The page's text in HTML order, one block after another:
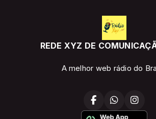
REDE XYZ DE
A melhor web rádio do